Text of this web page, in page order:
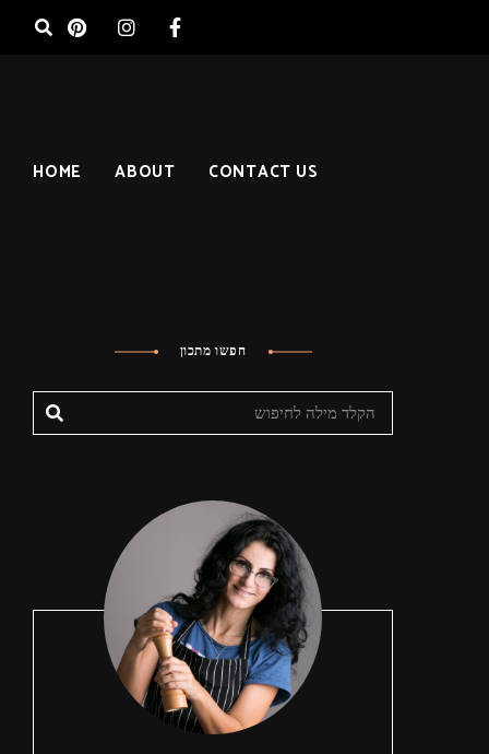
CONTACT US
ABOUT
HOME
חפשו מתכון